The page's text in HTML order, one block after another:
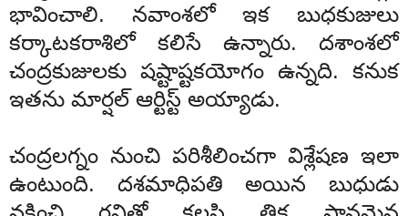
భావించాలి. నవాంశలో ఇక బుధకుజులు
కర్కాటకరాశిలో కలిసే ఉన్నారు. దశాంశలో
చంద్రకుజులకు షష్టాష్టకయోగం ఉన్నది. కనుక
ఇతను మార్షల్ ఆర్టిస్ట్ అయ్యాడు.
చంద్రలగ్నం నుంచి పరిశీలించగా విశ్లేషణ ఇలా
ఉంటుంది. దశమాధిపతి అయిన
బుధుడు